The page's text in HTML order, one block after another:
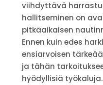
viihdyttävä
hallitseminen on
pitkäaikaisen
Ennen kuin edes
ensiarvoisen
ja tähän
hyödyllisiä